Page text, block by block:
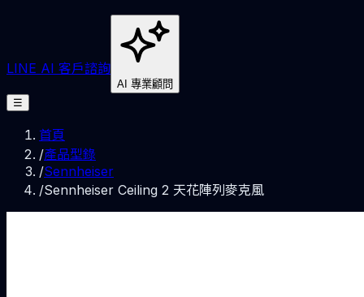
LINE AI 客戶諮詢
AI 專業顧問
☰
首頁
/產品型錄
/Sennheiser
/Sennheiser Ceiling 2 天花陣列麥克風